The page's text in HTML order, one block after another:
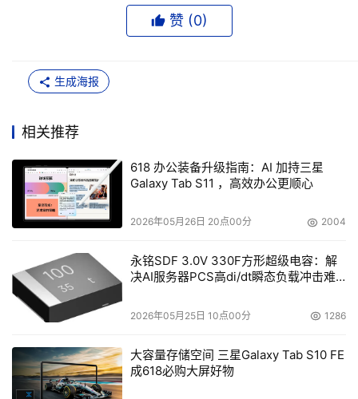
赞 (0)
生成海报
相关推荐
618 办公装备升级指南：AI 加持三星
Galaxy Tab S11 ，高效办公更顺心
2026年05月26日 20点00分 2004
永铭SDF 3.0V 330F方形超级电容：解
决AI服务器PCS高di/dt瞬态负载冲击难
2026年05月25日 10点00分 1286
大容量存储空间 三星Galaxy Tab S10 FE
成618必购大屏好物